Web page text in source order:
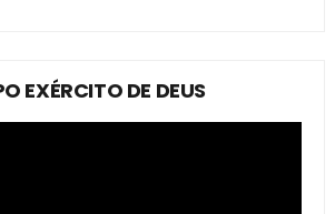
EXÉRCITO DE DEUS